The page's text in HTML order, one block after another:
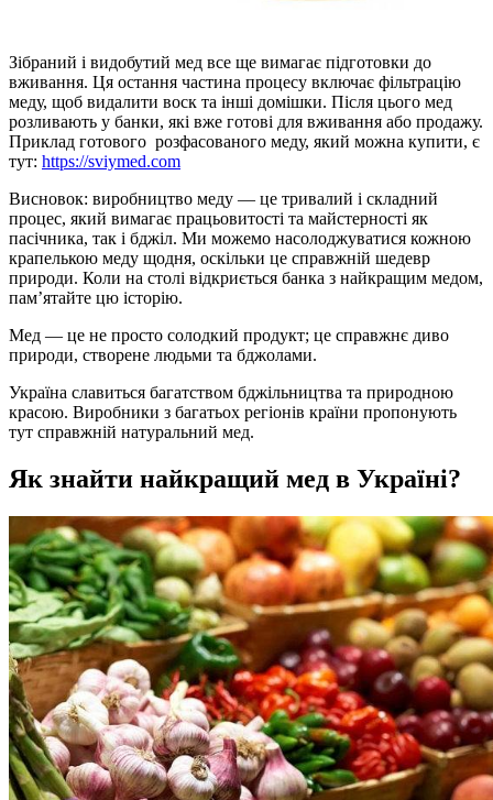
Зібраний і видобутий мед все ще вимагає підготовки до
вживання. Ця остання частина процесу включає фільтрацію
меду, щоб видалити воск та інші домішки. Після цього мед
розливають у банки, які вже готові для вживання або продажу.
Приклад готового розфасованого меду, який можна купити, є
тут: https://sviymed.com
Висновок: виробництво меду — це тривалий і складний
процес, який вимагає працьовитості та майстерності як
пасічника, так і бджіл. Ми можемо насолоджуватися кожною
крапелькою меду щодня, оскільки це справжній шедевр
природи. Коли на столі відкриється банка з найкращим медом,
пам’ятайте цю історію.
Мед — це не просто солодкий продукт; це справжнє диво
природи, створене людьми та бджолами.
Україна славиться багатством бджільництва та природною
красою. Виробники з багатьох регіонів країни пропонують
тут справжній натуральний мед.
Як знайти найкращий мед в Україні?